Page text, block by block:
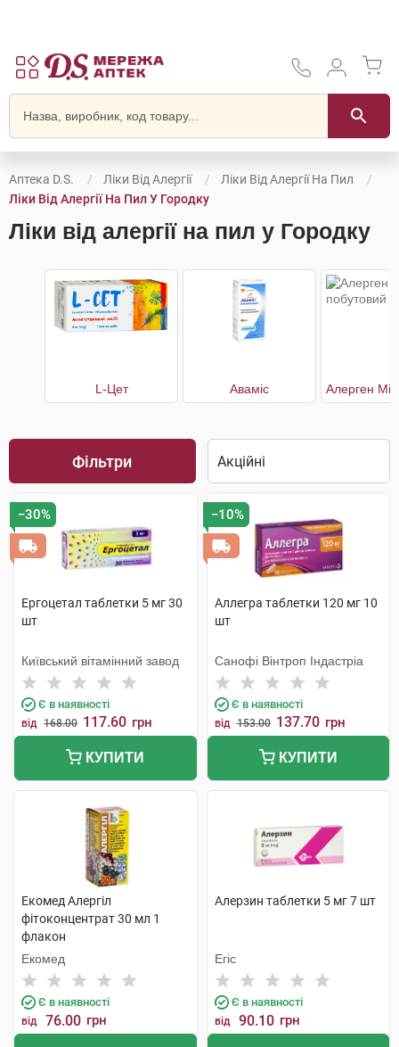
Аптека D.S. Ліки Від Алергії
Ліки Від Алергії На Пил
Ліки Від Алергії На Пил У Городку
Ліки від алергії на пил у Городку
L-Цет Аваміс
Фільтри
−30%
Ергоцетал таблетки 5 мг 30
шт
Київський вітамінний завод
Є в наявності
від 168.00 117.60 грн
КУПИТИ
−10%
Аллегра таблетки 120 мг 10
шт
Санофі Вінтроп Індастріа
Є в наявності
від 153.00 137.70 грн
КУПИТИ
Екомед Алергіл
фітоконцентрат 30 мл 1
флакон
Екомед
Є в наявності
від 76.00 грн
Алерзин таблетки 5 мг 7 шт
Егіс
Є в наявності
від 90.10 грн